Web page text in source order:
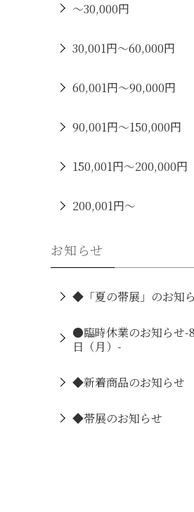
～30,000円
30,001円～60,000円
60,001円～90,000円
90,001円～150,000円
150,001円～200,000円
200,001円～
お知らせ
◆「夏の帯展」のお知
●臨時休業のお知らせ-
日（月）-
◆新着商品のお知らせ
◆帯展のお知らせ